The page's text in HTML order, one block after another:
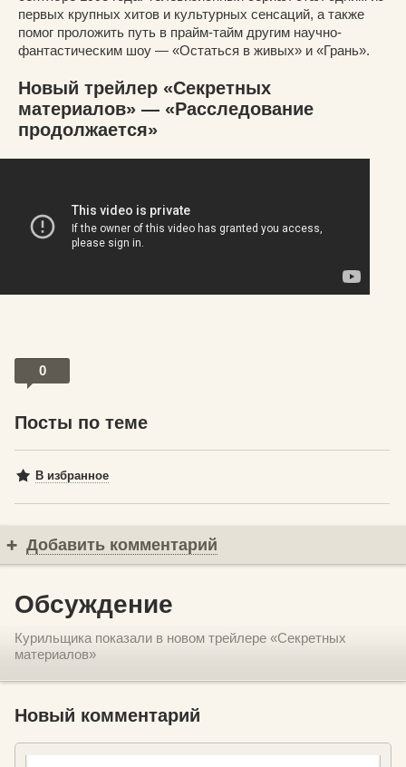
первых крупных хитов и культурных сенсаций, а также
помог проложить путь в прайм-тайм другим научно-
фантастическим шоу — «Остаться в живых» и «Грань».
Новый трейлер «Секретных
материалов» — «Расследование
продолжается»
0
Посты по теме
В избранное
Добавить комментарий
Обсуждение
Курильщика показали в новом трейлере «Секретных
материалов»
Новый комментарий